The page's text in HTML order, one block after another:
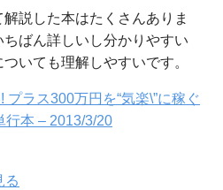
説した本はたくさんありま
ばん詳しいし分かりやすい
いても理解しやすいです。
プラス300万円を“気楽\”に稼ぐ
行本 – 2013/3/20
る